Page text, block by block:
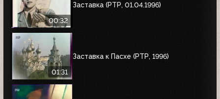
00:32
Заставка (РТР, 01.04.1996)
01:31
Заставка к Пасхе (РТР, 1996)